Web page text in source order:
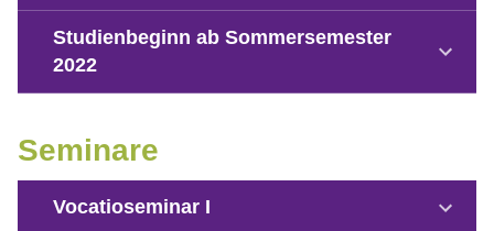
Das Vocatiogespräch ist für Sie verpflichtendes
Element auf dem Weg zur Vocatio. Im Mittelpunkt
Berufsmotivation und Ihr Berufsbild einer
Religionslehrkraft: Es soll Ihnen als
Orientierungshilfe für Ihre spätere Tätigkeit und Ihr
Studienbeginn ab Sommersemester
2022
Für Studierende, die ab dem Sommersemester
2022 ihr Lehramtsstudium aufgenommen haben,
führt die KSB an den jeweiligen Studienorten das
Seminare
Vocatioseminar I